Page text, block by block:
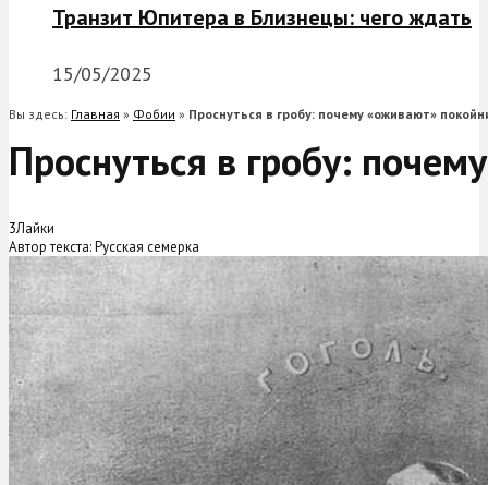
Транзит Юпитера в Близнецы: чего ждать
15/05/2025
Вы здесь: Главная » Фобии » Проснуться в гробу: почему «оживают»
Проснуться в гробу:
3Лайки
Автор текста: Русская семерка